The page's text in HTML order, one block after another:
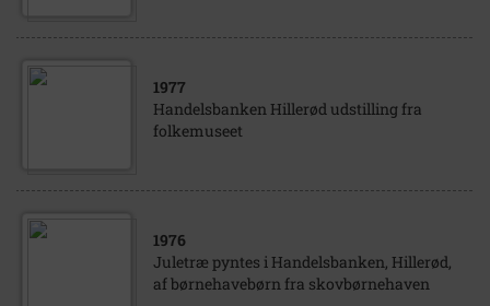
1977
Handelsbanken Hillerød udstilling fra
folkemuseet
1976
Juletræ pyntes i Handelsbanken, Hillerød,
af børnehavebørn fra skovbørnehaven